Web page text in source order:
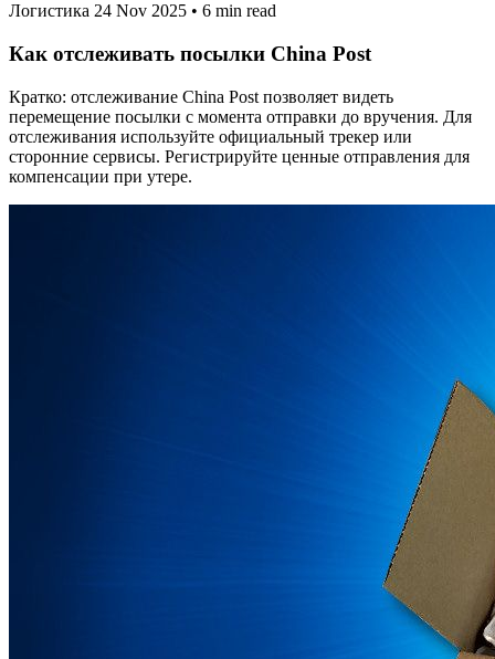
Логистика 24 Nov 2025 • 6 min read
Как отслеживать посылки China Post
Кратко: отслеживание China Post позволяет видеть
перемещение посылки с момента отправки до вручения. Для
отслеживания используйте официальный трекер или
сторонние сервисы. Регистрируйте ценные отправления для
компенсации при утере.